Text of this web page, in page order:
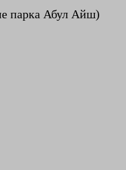
парка Абул Айш)